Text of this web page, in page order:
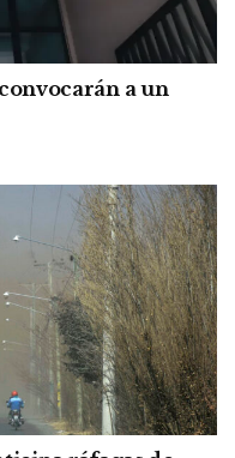
a un